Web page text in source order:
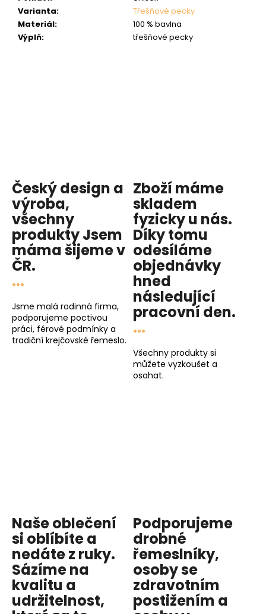
Varianta:
Třešňové pecky
Materiál:
100 % bavlna
Výplň: třešňové pecky
Český design a
výroba,
všechny
produktyJsem
mámašijeme v
ČR.
...
Jsme malá rodinná firma,
podporujeme poctivou
práci, férové podmínky a
tradiční krejčovské řemeslo.
Zboží máme
skladem
fyzicky u nás.
Díky tomu
odesíláme
objednávky
hned
následující
pracovní den.
...
Všechny produkty si
můžete vyzkoušet a
osahat.
Naše oblečení
si oblíbíte a
nedáte z ruky.
Sázíme na
kvalitu a
udržitelnost,
Podporujeme
drobné
řemeslníky,
osoby se
zdravotním
postižením a